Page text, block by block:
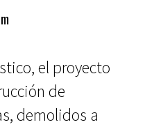
el proyec­to
de
demolidos a